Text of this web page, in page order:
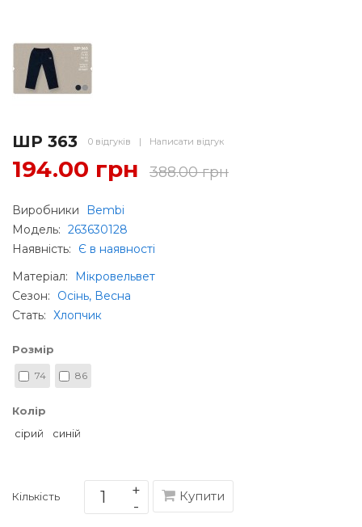
ШР 363 0 відгуків | Написати відгук
194.00 грн 388.00 грн
Виробники
Bembi
Модель: 263630128
Наявність:
Є в наявності
Матеріал:
Мікровельвет
Сезон:
Осінь, Весна
Стать: Хлопчик
Розмір
74 86
Колір
сірий
синій
Кількість Купити